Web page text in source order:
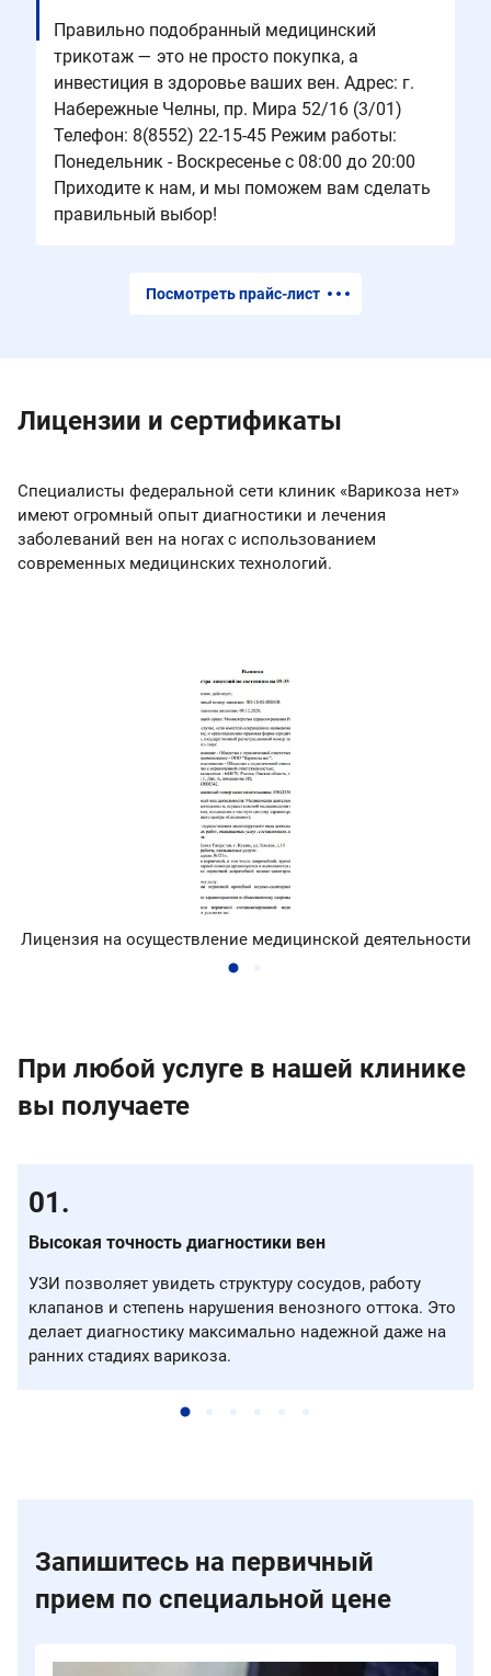
Правильно подобранный медицинский
трикотаж — это не просто покупка, а
инвестиция в здоровье ваших вен. Адрес: г.
Набережные Челны, пр. Мира 52/16 (3/01)
Телефон: 8(8552) 22-15-45 Режим работы:
Понедельник - Воскресенье с 08:00 до 20:00
Приходите к нам, и мы поможем вам сделать
правильный выбор!
Посмотреть прайс-лист
Лицензии и сертификаты
Специалисты федеральной сети клиник «Варикоза нет»
имеют огромный опыт диагностики и лечения
заболеваний вен на ногах с использованием
современных медицинских технологий.
Лицензия на осуществление медицинской деятельности
При любой услуге в нашей клинике
вы получаете
Высокая точность диагностики вен
УЗИ позволяет увидеть структуру сосудов, работу
клапанов и степень нарушения венозного оттока. Это
делает диагностику максимально надежной даже на
ранних стадиях варикоза.
Запишитесь на первичный
прием по специальной цене